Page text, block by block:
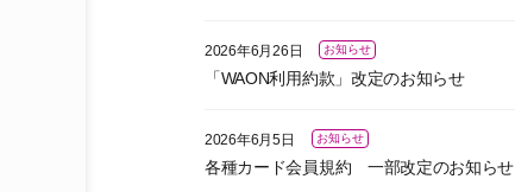
2026年6月26日 お知らせ
「WAON利用約款」改定のお知らせ
2026年6月5日 お知らせ
各種カード会員規約 一部改定のお知らせ